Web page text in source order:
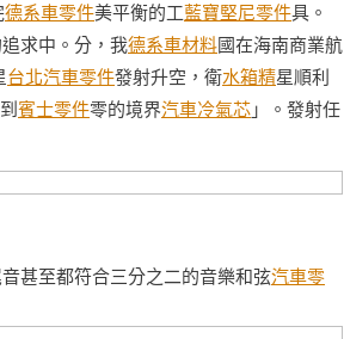
德系車零件美平衡的工藍寶堅尼零件具。
求中。分，我德系車材料國在海南商業航
台北汽車零件發射升空，衛水箱精星順利
賓士零件零的境界汽車冷氣芯 」。發射任
甚至都符合三分之二的音樂和弦汽車零